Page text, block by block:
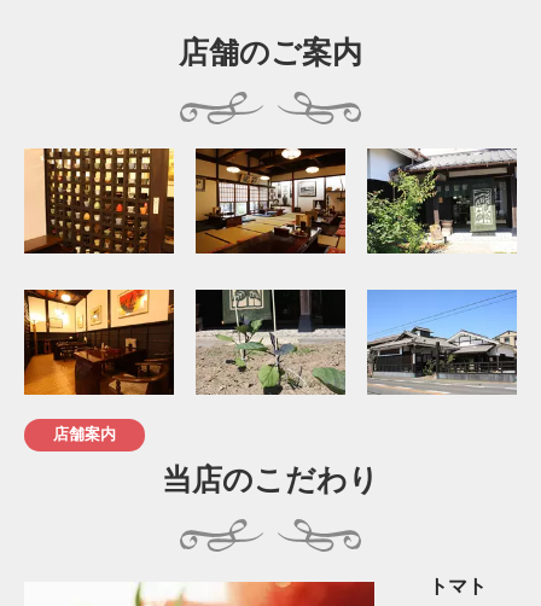
店舗のご案内
店舗案内
当店のこだわり
トマト